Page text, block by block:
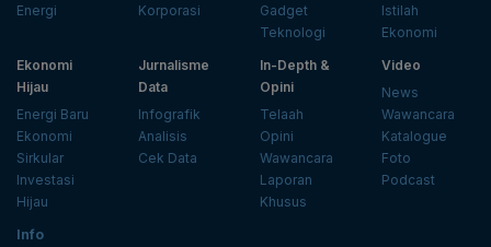
Energi
Korporasi
Gadget
Teknologi
Istilah
Ekonomi
Ekonomi
Hijau
Energi Baru
Ekonomi
Sirkular
Investasi
Hijau
Jurnalisme
Data
Infografik
Analisis
Cek Data
In-Depth &
Opini
Telaah
Opini
Wawancara
Laporan
Khusus
Video
News
Wawancara
Katalogue
Foto
Podcast
Info